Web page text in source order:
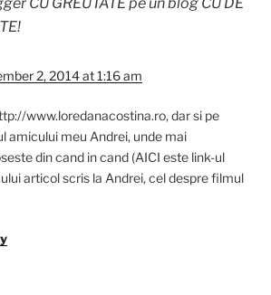
2, 2014 at 1:16 am
www.loredanacostina.ro, dar si pe
amicului meu Andrei, unde mai
din cand in cand (AICI este link-ul
articol scris la Andrei, cel despre filmul